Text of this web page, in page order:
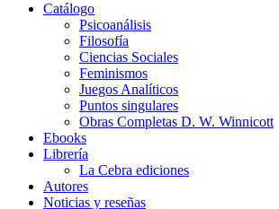
Catálogo
Psicoanálisis
Filosofía
Ciencias Sociales
Feminismos
Juegos Analíticos
Puntos singulares
Obras Completas D. W. Winnicott
Ebooks
Librería
La Cebra ediciones
Autores
Noticias y reseñas